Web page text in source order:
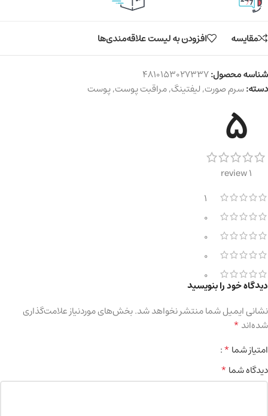
مقایسه افزودن به لیست علاقه‌مندی‌ها
شناسه محصول:4810153027337
دسته:سرم صورت,لیفتینگ,مراقبت پوست,پوست
5
1 review
1
0
0
0
0
دیدگاه خود را بنویسید
نشانی ایمیل شما منتشر نخواهد شد.بخش‌های موردنیاز علامت‌گذاری
شده‌اند*
امتیاز شما*
دیدگاه شما*